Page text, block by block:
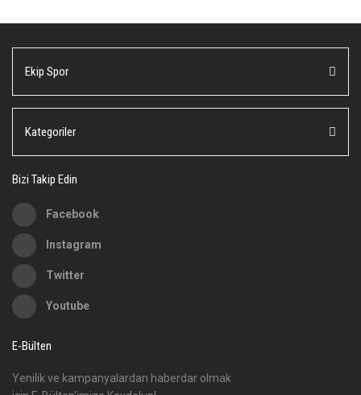
Ürün resmi kalitesiz, bozuk veya görüntülenemiyor.
Ürün açıklamasında eksik bilgiler bulunuyor.
Ürün fiyatı diğer sitelerden daha pahalı.
Bu ürüne benzer farklı alternatifler olmalı.
Ekip Spor
Kategoriler
Bizi Takip Edin
Facebook
Instagram
Twitter
Youtube
E-Bülten
Yenilik ve kampanyalardan haberdar olmak